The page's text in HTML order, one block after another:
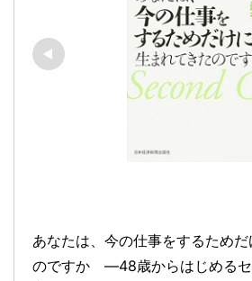
あなたは、今の仕事をするため
のですか　―48歳からはじめる